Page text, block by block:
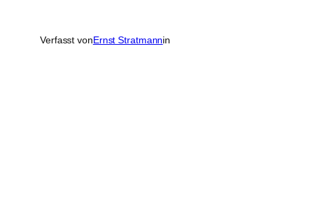
Verfasst vonErnst Stratmannin